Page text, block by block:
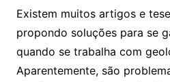
Existem muitos artigos e
propondo soluções para se
quando se trabalha com
Aparentemente, são